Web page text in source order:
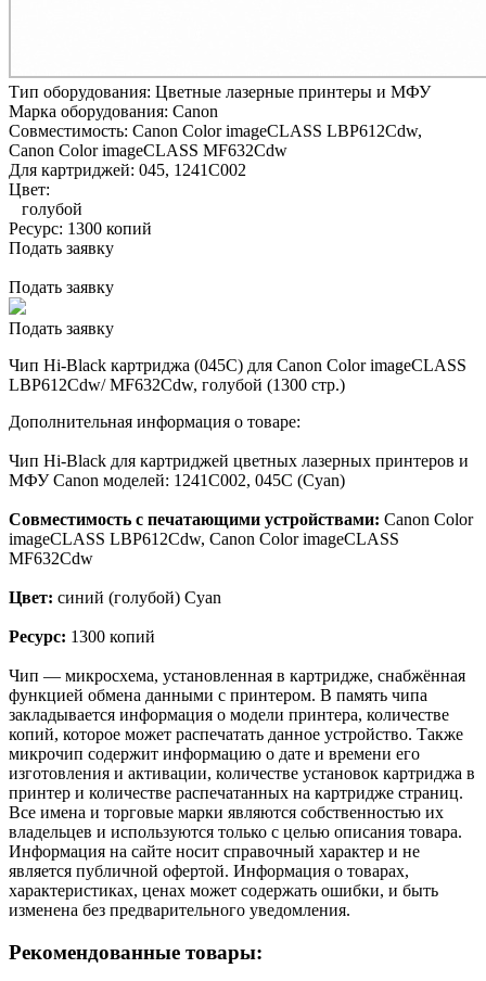
Тип оборудования: Цветные лазерные принтеры и МФУ
Марка оборудования: Canon
Совместимость: Canon Color imageCLASS LBP612Cdw,
Canon Color imageCLASS MF632Cdw
Для картриджей: 045, 1241C002
Цвет:
голубой
Ресурс: 1300 копий
Подать заявку
Подать заявку
Подать заявку
Чип Hi-Black картриджа (045C) для Canon Color imageCLASS
LBP612Cdw/ MF632Cdw, голубой (1300 стр.)
Дополнительная информация о товаре:
Чип Hi-Black для картриджей цветных лазерных принтеров и
МФУ Canon моделей: 1241C002, 045C (Cyan)
Совместимость с печатающими устройствами: Canon Color
imageCLASS LBP612Cdw, Canon Color imageCLASS
MF632Cdw
Цвет: синий (голубой) Cyan
Ресурс: 1300 копий
Чип — микросхема, установленная в картридже, снабжённая
функцией обмена данными с принтером. В память чипа
закладывается информация о модели принтера, количестве
копий, которое может распечатать данное устройство. Также
микрочип содержит информацию о дате и времени его
изготовления и активации, количестве установок картриджа в
принтер и количестве распечатанных на картридже страниц.
Все имена и торговые марки являются собственностью их
владельцев и используются только с целью описания товара.
Информация на сайте носит справочный характер и не
является публичной офертой. Информация о товарах,
характеристиках, ценах может содержать ошибки, и быть
изменена без предварительного уведомления.
Рекомендованные товары: